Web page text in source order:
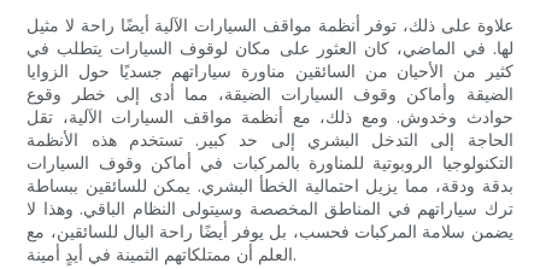
علاوة على ذلك، توفر أنظمة مواقف السيارات الآلية أيضًا راحة لا مثيل
لها. في الماضي، كان العثور على مكان لوقوف السيارات يتطلب في
كثير من الأحيان من السائقين مناورة سياراتهم جسديًا حول الزوايا
الضيقة وأماكن وقوف السيارات الضيقة، مما أدى إلى خطر وقوع
حوادث وخدوش. ومع ذلك، مع أنظمة مواقف السيارات الآلية، تقل
الحاجة إلى التدخل البشري إلى حد كبير. تستخدم هذه الأنظمة
التكنولوجيا الروبوتية للمناورة بالمركبات في أماكن وقوف السيارات
بدقة ودقة، مما يزيل احتمالية الخطأ البشري. يمكن للسائقين ببساطة
ترك سياراتهم في المناطق المخصصة وسيتولى النظام الباقي. وهذا لا
يضمن سلامة المركبات فحسب، بل يوفر أيضًا راحة البال للسائقين، مع
العلم أن ممتلكاتهم الثمينة في أيدٍ أمينة.